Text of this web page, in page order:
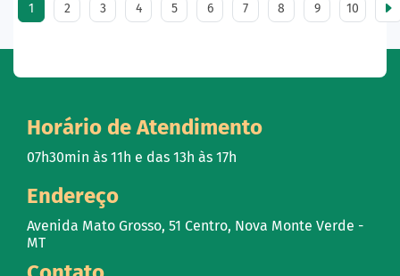
1 2 3 4 5 6 7 8 9 10
Horário de Atendimento
07h30min às 11h e das 13h às 17h
Endereço
Avenida Mato Grosso, 51 Centro, Nova Monte Verde -
MT